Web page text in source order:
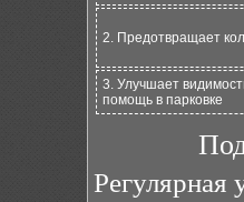
2. Предотвращает
3. Улучшает
помощь в парковке
Регулярная